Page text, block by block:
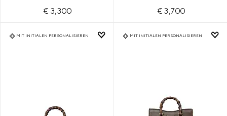
€ 3,300 € 3,700
MIT INITIALEN PERSONALISIEREN MIT INITIALEN PERSONALISIEREN